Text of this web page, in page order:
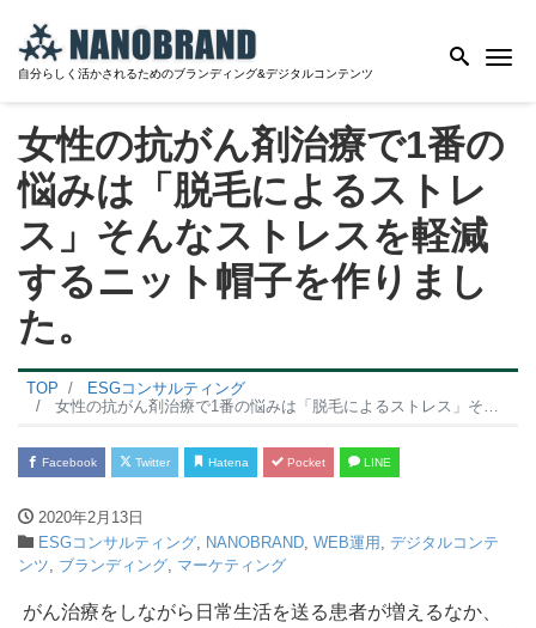
自分らしく活かされるためのブランディング&デジタルコンテンツ
女性の抗がん剤治療で1番の
悩みは「脱毛によるストレ
ス」そんなストレスを軽減
するニット帽子を作りまし
た。
TOP
ESGコンサルティング
女性の抗がん剤治療で1番の悩みは「脱毛によるストレス」そんなストレスを軽減するニット帽子を作りました。
Facebook Twitter Hatena Pocket LINE
2020年2月13日
ESGコンサルティング NANOBRAND WEB運用 デジタルコンテ
ンツ
ブランディング マーケティング
がん治療をしながら日常生活を送る患者が増えるなか、